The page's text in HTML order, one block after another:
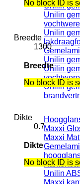
Unilin
Unilin
Unilin
Unilin
Unilin
Unilin
Maxxi
Maxxi
Unilin
Maxxi
No block ID is
Breedte
1300
Breedte
No block ID is
Dikte
0.7
Dikte
No block ID is